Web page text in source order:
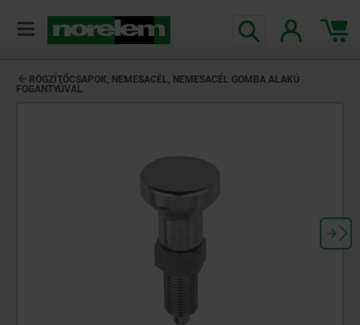
RÖGZÍTŐCSAPOK, NEMESACÉL, NEMESACÉL GOMBA ALAKÚ
FOGANTYÚVAL